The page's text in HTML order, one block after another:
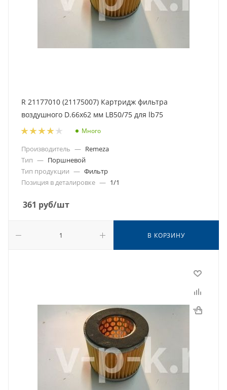
R 21177010 (21175007) Картридж фильтра
воздушного D.66x62 мм LB50/75 для lb75
Много
Производитель — Remeza
Тип — Поршневой
Тип продукции — Фильтр
Позиция в деталировке — 1/1
361 руб/шт
В КОРЗИНУ